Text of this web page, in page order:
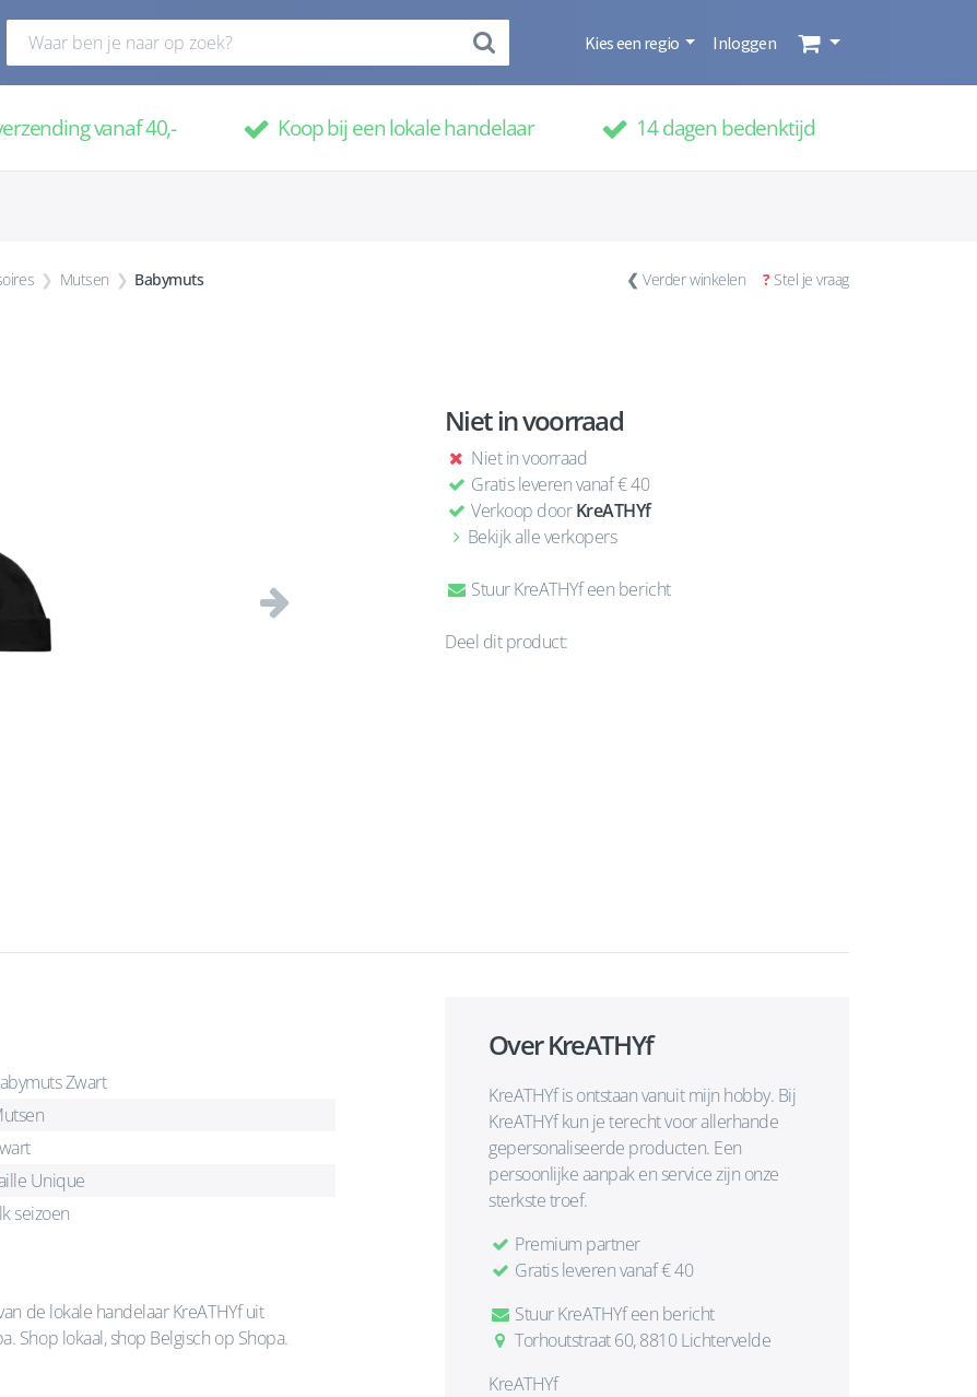
Kies een regio Inloggen
vanaf 40,- Koop bij een lokale handelaar 14 dagen bedenktijd
Mutsen Babymuts ❮ Verder winkelen ? Stel je vraag
Volgende
Niet in voorraad
Niet in voorraad
Gratis leveren vanaf € 40
Verkoop doorKreATHYf
Bekijk alle verkopers
Stuur KreATHYf een bericht
Deel dit product:
Zwart
Unique
seizoen
de lokale handelaar KreATHYf uit
Shop lokaal, shop Belgisch op Shopa.
Over KreATHYf
KreATHYf is ontstaan vanuit mijn hobby. Bij
KreATHYf kun je terecht voor allerhande
gepersonaliseerde producten. Een
persoonlijke aanpak en service zijn onze
sterkste troef.
Premium partner
Gratis leveren vanaf € 40
Stuur KreATHYf een bericht
Torhoutstraat 60, 8810 Lichtervelde
KreATHYf